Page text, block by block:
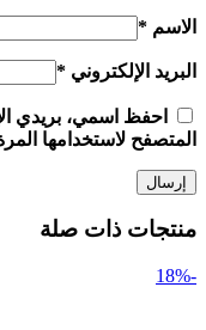
الاسم *
البريد الإلكتروني *
احفظ اسمي، بريدي
المتصفح لاستخدامها
منتجات ذات صلة
-18%